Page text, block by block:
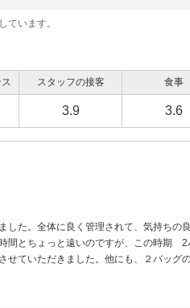
います。
スタッフの接客 食事
3.9 3.6
た。全体に良く管理されて、気持ちの
間とちょっと遠いのですが、この時期
ていただきました。他にも、２バッグ
で、気持ち良くラウンドすることができ